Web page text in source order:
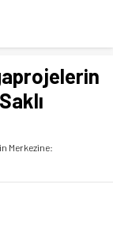
Merkezine: